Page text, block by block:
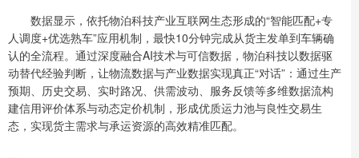
数据显示，依托物泊科技产业互联网生态形成的“智能匹配+专
人调度+优选熟车”应用机制，最快10分钟完成从货主发单到车辆确
认的全流程。通过深度融合AI技术与可信数据，物泊科技以数据驱
动替代经验判断，让物流数据与产业数据实现真正“对话”：通过生产
预期、历史交易、实时路况、供需波动、服务反馈等多维数据流构
建信用评价体系与动态定价机制，形成优质运力池与良性交易生
态，实现货主需求与承运资源的高效精准匹配。